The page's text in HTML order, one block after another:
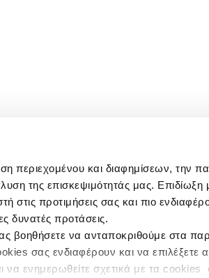
περιεχομένου και διαφημίσεων, την
της επισκεψιμότητάς μας. Επιδίωξη
στις προτιμήσεις σας και πιο
δυνατές προτάσεις.
βοηθήσετε να ανταποκριθούμε στα
σας ενδιαφέρουν και να επιλέξετε
να ενημερωθείτε σχετικά με τα cookies